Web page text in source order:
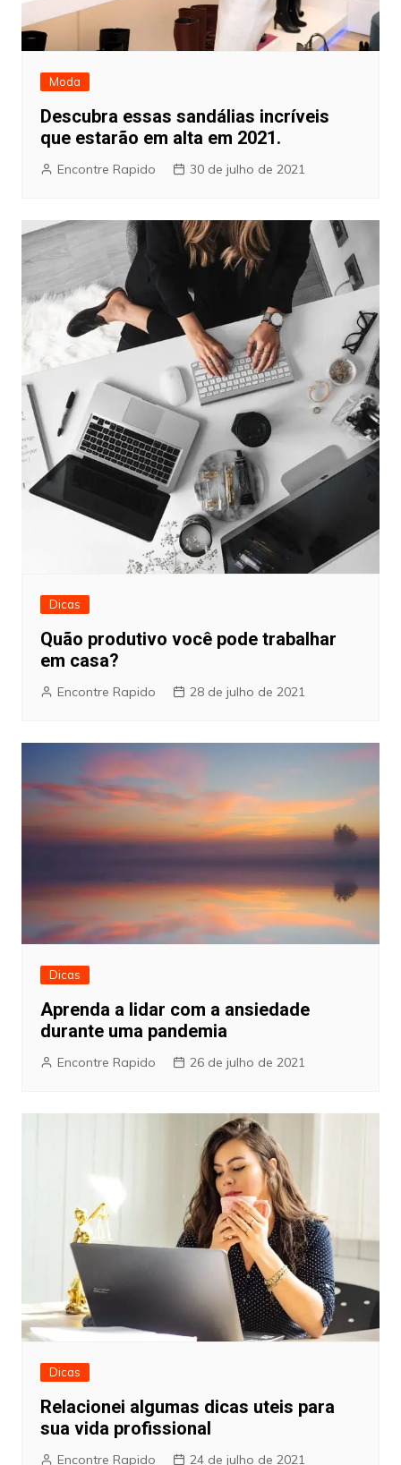
Moda
Descubra essas sandálias incríveis
que estarão em alta em 2021.
Encontre Rapido 30 de julho de 2021
Dicas
Quão produtivo você pode trabalhar
em casa?
Encontre Rapido 28 de julho de 2021
Dicas
Aprenda a lidar com a ansiedade
durante uma pandemia
Encontre Rapido 26 de julho de 2021
Dicas
Relacionei algumas dicas uteis para
sua vida profissional
Encontre Rapido 24 de julho de 2021